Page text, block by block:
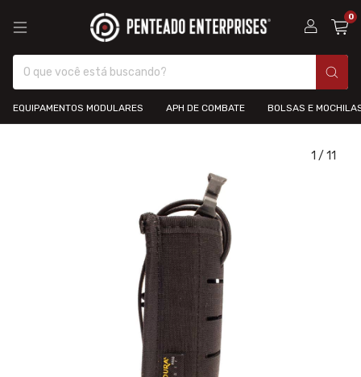
0
EQUIPAMENTOS MODULARES APH DE COMBATE BOLSAS E
1 / 11